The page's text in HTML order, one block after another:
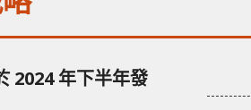
2024 年下半年發